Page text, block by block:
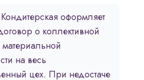
Кондитерская оформляет
о коллективной
на весь
цех. При недостаче